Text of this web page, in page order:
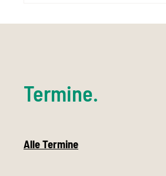
Termine.
Alle Termine